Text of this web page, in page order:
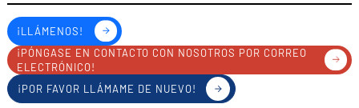
¡LLÁMENOS!
¡PÓNGASE EN CONTACTO CON NOSOTROS POR CORREO
ELECTRÓNICO!
¡POR FAVOR LLÁMAME DE NUEVO!